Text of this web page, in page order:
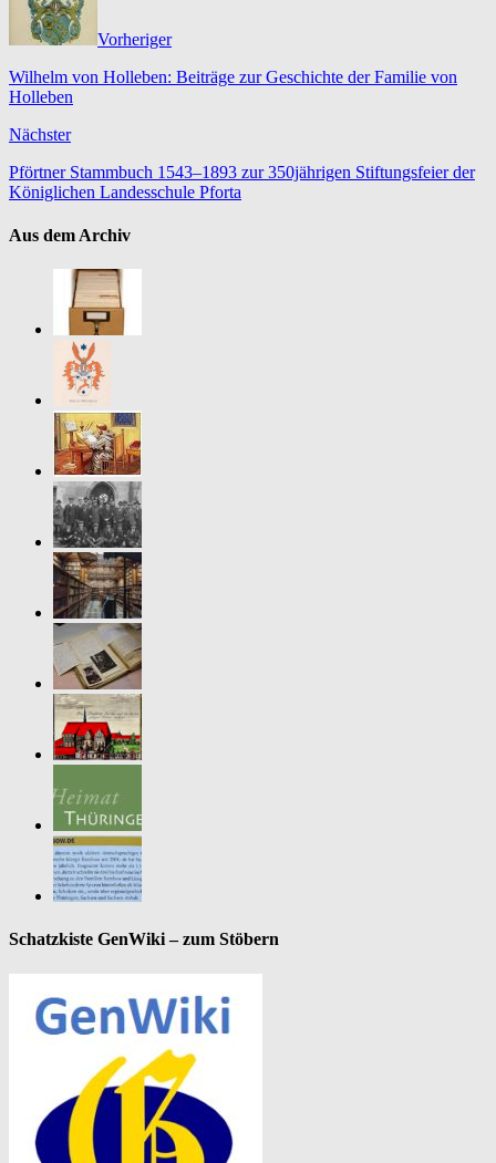
Vorheriger
Wilhelm von Holleben: Beiträge zur Geschichte der Familie von
Holleben
Nächster
Pförtner Stammbuch 1543–1893 zur 350jährigen Stiftungsfeier der
Königlichen Landesschule Pforta
Aus dem Archiv
Schatzkiste GenWiki – zum Stöbern